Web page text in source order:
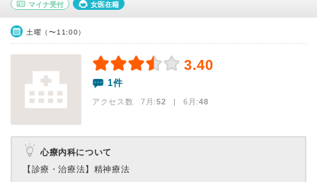
マイナ受付 女医在籍
土曜（〜11:00）
3.40
1件
アクセス数 7月:52 | 6月:48
心療内科について
【診療・治療法】 精神療法